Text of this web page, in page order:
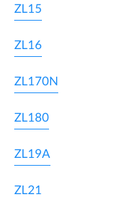
ZL15
ZL16
ZL170N
ZL180
ZL19A
ZL21